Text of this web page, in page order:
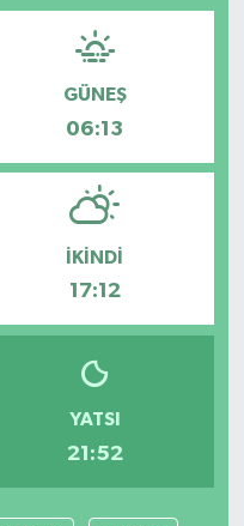
GÜNEŞ
06:13
İKINDI
17:12
YATSI
21:52